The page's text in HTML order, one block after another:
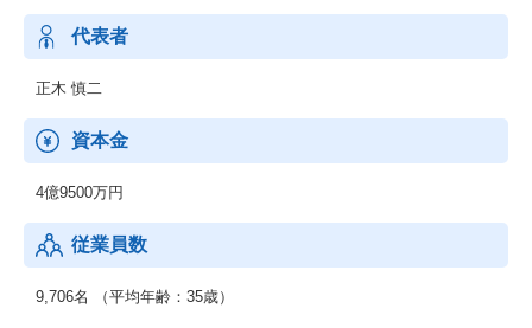
上流工程から下流工程までご提案いたします。
3．新技術領域 (RPA・セキュリティ等)
RPA、IoT、セキュリティ、MBD、ドローン等の新技術領域へのニ
【男女比】
【年齢構成】
：20代：33％、30代：41％、40代以上：26％
【勤続年数】
代表者
正木 慎二
資本金
4億9500万円
従業員数
9,706名 （平均年齢：35歳）